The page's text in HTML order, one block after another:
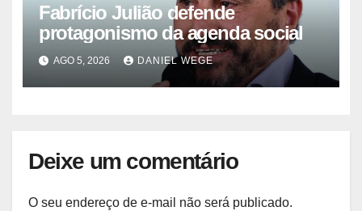
Fabrício Julião defende
protagonismo da agenda social
AGO 5, 2026 DANIEL WEGE
Deixe um comentário
O seu endereço de e-mail não será publicado.